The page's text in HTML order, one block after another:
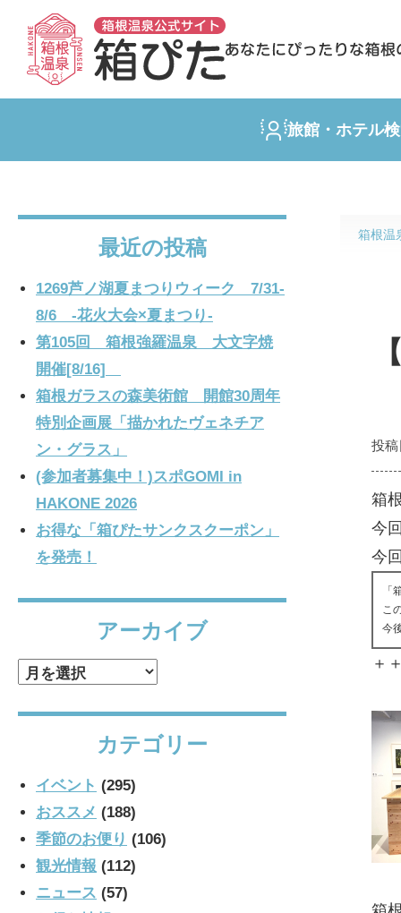
旅館・ホテル
箱根温
投稿
箱
今
今
「
こ
今
＋
最近の投稿
1269芦ノ湖夏まつりウィーク 7/31-
8/6 -花火大会×夏まつり-
第105回 箱根強羅温泉 大文字焼
開催[8/16]
箱根ガラスの森美術館 開館30周年
特別企画展「描かれたヴェネチア
ン・グラス」
(参加者募集中！)スポGOMI in
HAKONE 2026
お得な「箱ぴたサンクスクーポン」
を発売！
アーカイブ
ア
カテゴリー
イベント (295)
おススメ (188)
季節のお便り (106)
観光情報 (112)
ニュース (57)